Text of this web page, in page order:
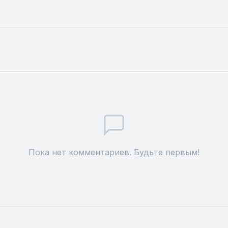
Пока нет комментариев. Будьте первым!